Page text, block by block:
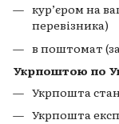
кур’єром на
перевізника)
в поштомат
Укрпоштою по
Укрпошта
Укрпошта